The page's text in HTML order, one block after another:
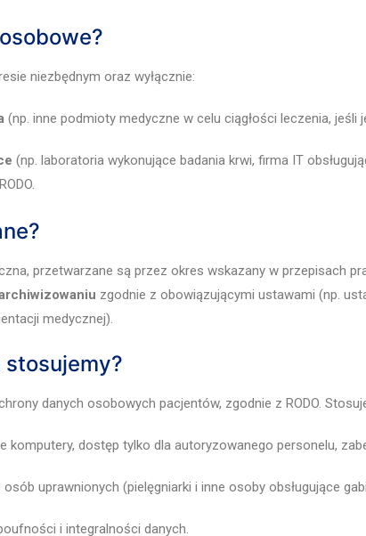
niezbędnym oraz wyłącznie:
(np. inne podmioty medyczne w celu ciągłości leczenia,
(np. laboratoria wykonujące badania krwi, firma IT
przetwarzane są przez okres wskazany w przepisach
zgodnie z obowiązującymi ustawami (np.
medycznej).
danych osobowych pacjentów, zgodnie z RODO.
dostęp tylko dla autoryzowanego personelu,
uprawnionych (pielęgniarki i inne osoby obsługujące
i integralności danych.